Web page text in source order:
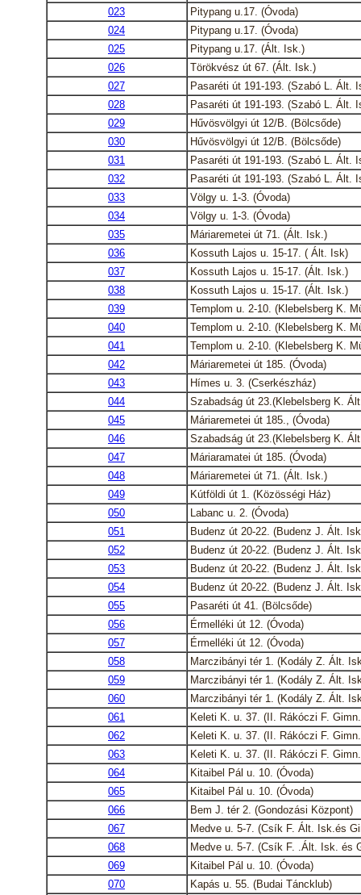
023
Pitypang u.17. (Óvoda)
024
Pitypang u.17. (Óvoda)
025
Pitypang u.17. (Ált. Isk.)
026
Törökvész út 67. (Ált. Isk.)
027
Pasaréti út 191-193. (Szabó L. Ált.
028
Pasaréti út 191-193. (Szabó L. Ált.
029
Hűvösvölgyi út 12/B. (Bölcsőde)
030
Hűvösvölgyi út 12/B. (Bölcsőde)
031
Pasaréti út 191-193. (Szabó L. Ált.
032
Pasaréti út 191-193. (Szabó L. Ált.
033
Völgy u. 1-3. (Óvoda)
034
Völgy u. 1-3. (Óvoda)
035
Máriaremetei út 71. (Ált. Isk.)
036
Kossuth Lajos u. 15-17. ( Ált. Isk)
037
Kossuth Lajos u. 15-17. (Ált. Isk.)
038
Kossuth Lajos u. 15-17. (Ált. Isk.)
039
Templom u. 2-10. (Klebelsberg K.
040
Templom u. 2-10. (Klebelsberg K.
041
Templom u. 2-10. (Klebelsberg K.
042
Máriaremetei út 185. (Óvoda)
043
Hímes u. 3. (Cserkészház)
044
Szabadság út 23.(Klebelsberg K.
045
Máriaremetei út 185., (Óvoda)
046
Szabadság út 23.(Klebelsberg K.
047
Máriaramatei út 185. (Óvoda)
048
Máriaremetei út 71. (Ált. Isk.)
049
Kútföldi út 1. (Közösségi Ház)
050
Labanc u. 2. (Óvoda)
051
Budenz út 20-22. (Budenz J. Ált.
052
Budenz út 20-22. (Budenz J. Ált.
053
Budenz út 20-22. (Budenz J. Ált.
054
Budenz út 20-22. (Budenz J. Ált.
055
Pasaréti út 41. (Bölcsőde)
056
Érmelléki út 12. (Óvoda)
057
Érmelléki út 12. (Óvoda)
058
Marczibányi tér 1. (Kodály Z. Ált.
059
Marczibányi tér 1. (Kodály Z. Ált.
060
Marczibányi tér 1. (Kodály Z. Ált.
061
Keleti K. u. 37. (II. Rákóczi F.
062
Keleti K. u. 37. (II. Rákóczi F.
063
Keleti K. u. 37. (II. Rákóczi F.
064
Kitaibel Pál u. 10. (Óvoda)
065
Kitaibel Pál u. 10. (Óvoda)
066
Bem J. tér 2. (Gondozási Központ)
067
Medve u. 5-7. (Csík F. Ált. Isk.és
068
Medve u. 5-7. (Csík F. .Ált. Isk. és
069
Kitaibel Pál u. 10. (Óvoda)
070
Kapás u. 55. (Budai Táncklub)